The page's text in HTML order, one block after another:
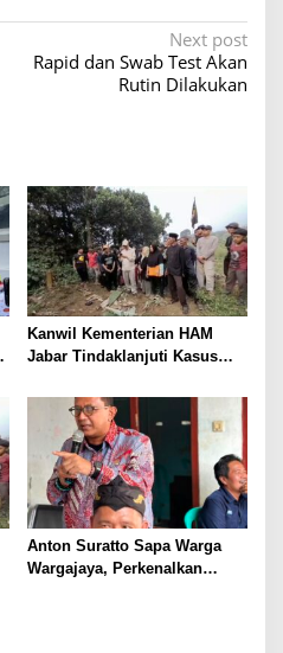
Next post
Rapid dan Swab Test Akan
Rutin Dilakukan
Kanwil Kementerian HAM
Jabar Tindaklanjuti Kasus
Penyelesaian Konflik
Berkeadilan
Anton Suratto Sapa Warga
Wargajaya, Perkenalkan